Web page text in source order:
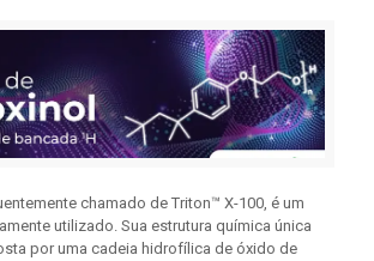
chamado de Triton™ X-100, é um
utilizado. Sua estrutura química única
por uma cadeia hidrofílica de óxido de